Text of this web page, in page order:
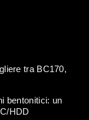
tra BC170,
bentonitici: un
HDD